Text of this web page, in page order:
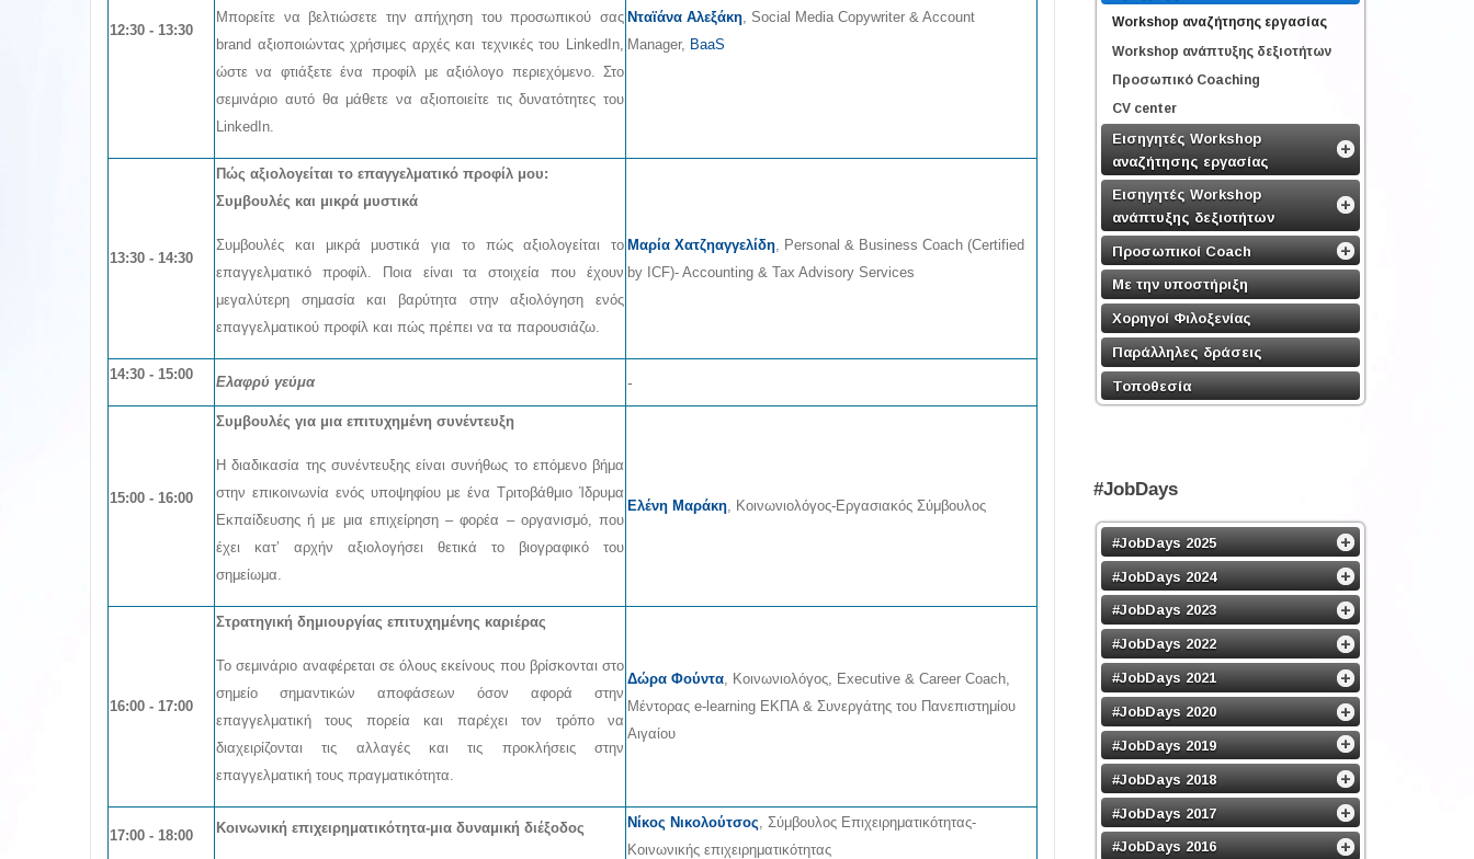
12:30 - 13:30
Μπορείτε να βελτιώσετε την απήχηση του προσωπικού σας
brand αξιοποιώντας χρήσιμες αρχές και τεχνικές του LinkedIn,
ώστε να φτιάξετε ένα προφίλ με αξιόλογο περιεχόμενο. Στο
σεμινάριο αυτό θα μάθετε να αξιοποιείτε τις δυνατότητες του
LinkedIn.
Νταϊάνα Αλεξάκη, Social Media Copywriter & Account
Manager, BaaS
13:30 - 14:30
Πώς αξιολογείται το επαγγελματικό προφίλ μου:
Συμβουλές και μικρά μυστικά
Συμβουλές και μικρά μυστικά για το πώς αξιολογείται το
επαγγελματικό προφίλ. Ποια είναι τα στοιχεία που έχουν
μεγαλύτερη σημασία και βαρύτητα στην αξιολόγηση ενός
επαγγελματικού προφίλ και πώς πρέπει να τα παρουσιάζω.
Μαρία Χατζηαγγελίδη, Personal & Business Coach (Certified
by ICF)- Accounting & Tax Advisory Services
14:30 - 15:00 Ελαφρύ γεύμα -
15:00 - 16:00
Συμβουλές για μια επιτυχημένη συνέντευξη
Η διαδικασία της συνέντευξης είναι συνήθως το επόμενο βήμα
στην επικοινωνία ενός υποψηφίου με ένα Τριτοβάθμιο Ίδρυμα
Εκπαίδευσης ή με μια επιχείρηση – φορέα – οργανισμό, που
έχει κατ’ αρχήν αξιολογήσει θετικά το βιογραφικό του
σημείωμα.
Ελένη Μαράκη, Κοινωνιολόγος-Εργασιακός Σύμβουλος
16:00 - 17:00
Στρατηγική δημιουργίας επιτυχημένης καριέρας
Το σεμινάριο αναφέρεται σε όλους εκείνους που βρίσκονται στο
σημείο σημαντικών αποφάσεων όσον αφορά στην
επαγγελματική τους πορεία και παρέχει τον τρόπο να
διαχειρίζονται τις αλλαγές και τις προκλήσεις στην
επαγγελματική τους πραγματικότητα.
Δώρα Φούντα, Κοινωνιολόγος, Executive & Career Coach,
Μέντορας e-learning EKΠΑ & Συνεργάτης του Πανεπιστημίου
Αιγαίου
17:00 - 18:00 Κοινωνική επιχειρηματικότητα-μια δυναμική διέξοδος Νίκος Νικολούτσος, Σύμβουλος Επιχειρηματικότητας-
Κοινωνικής επιχειρηματικότητας
Workshop αναζήτησης εργασίας
Workshop ανάπτυξης δεξιοτήτων
Προσωπικό Coaching
CV center
Εισηγητές Workshop
αναζήτησης εργασίας
Εισηγητές Workshop
ανάπτυξης δεξιοτήτων
Προσωπικοί Coach
Με την υποστήριξη
Χορηγοί Φιλοξενίας
Παράλληλες δράσεις
Τοποθεσία
#JobDays
#JobDays 2025
#JobDays 2024
#JobDays 2023
#JobDays 2022
#JobDays 2021
#JobDays 2020
#JobDays 2019
#JobDays 2018
#JobDays 2017
#JobDays 2016